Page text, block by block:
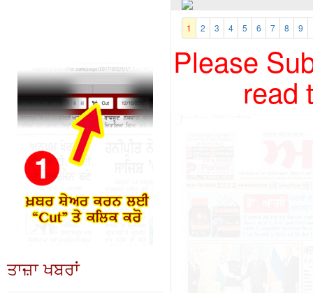
ਤਾਜ਼ਾ ਖਬਰਾਂ
1 2 3 4 5 6 7 8 9
Please
read